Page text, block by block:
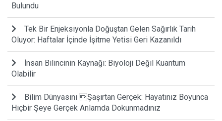
Bulundu
Tek Bir Enjeksiyonla Doğuştan Gelen Sağırlık Tarih
Oluyor: Haftalar İçinde İşitme Yetisi Geri Kazanıldı
İnsan Bilincinin Kaynağı: Biyoloji Değil Kuantum
Olabilir
Bilim Dünyasını Şaşırtan Gerçek: Hayatınız Boyunca
Hiçbir Şeye Gerçek Anlamda Dokunmadınız